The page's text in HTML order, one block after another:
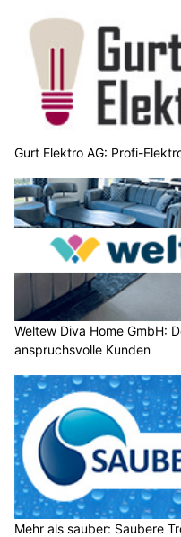
Gurt Elektro AG: Profi-
Weltew Diva Home GmbH:
anspruchsvolle Kunden
Mehr als sauber: Saubere